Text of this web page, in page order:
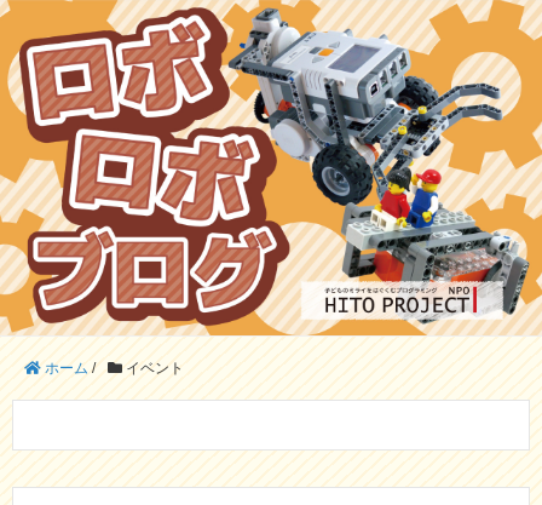
ホーム / イベント